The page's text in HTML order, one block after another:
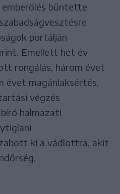
bűntette
portálján
Emellett hét év
rongálás, három évet
évet magánlaksértés,
végzés
halmazati
ki a vádlottra, akit